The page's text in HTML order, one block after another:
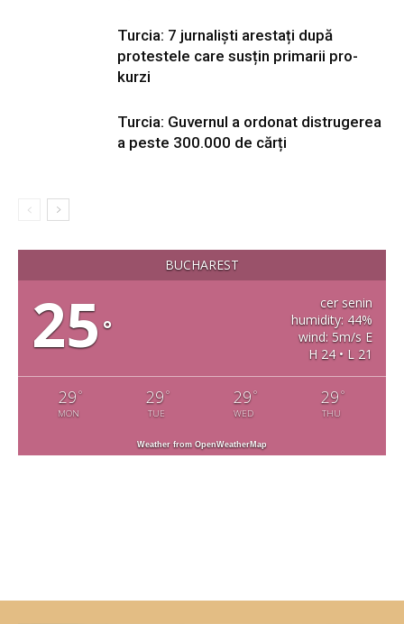
Turcia: 7 jurnaliști arestați după
protestele care susțin primarii pro-
kurzi
Turcia: Guvernul a ordonat distrugerea
a peste 300.000 de cărți
BUCHAREST
25°
cer senin
humidity: 44%
wind: 5m/s E
H 24 • L 21
29°
MON
29°
TUE
29°
WED
29°
THU
Weather from OpenWeatherMap